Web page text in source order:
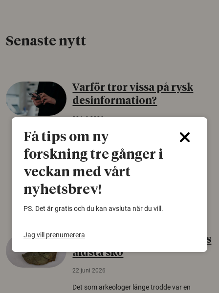
Senaste nytt
Varför tror vissa på rysk
desinformation?
30 juli 2026
Personer som är mer benägna att tro på
konspirationsteorier är ofta mer mottagliga
för rysk desinformation. Det visar en studie
från Försvarshögskolan med deltagare i fyra
europeiska länder.
Gammalt skinn var Sveriges
äldsta sko
22 juni 2026
Det som arkeologer länge trodde var en
Få tips om ny
forskning tre gånger i
veckan med vårt
nyhetsbrev!
PS. Det är gratis och du kan avsluta när du vill.
Jag vill prenumerera